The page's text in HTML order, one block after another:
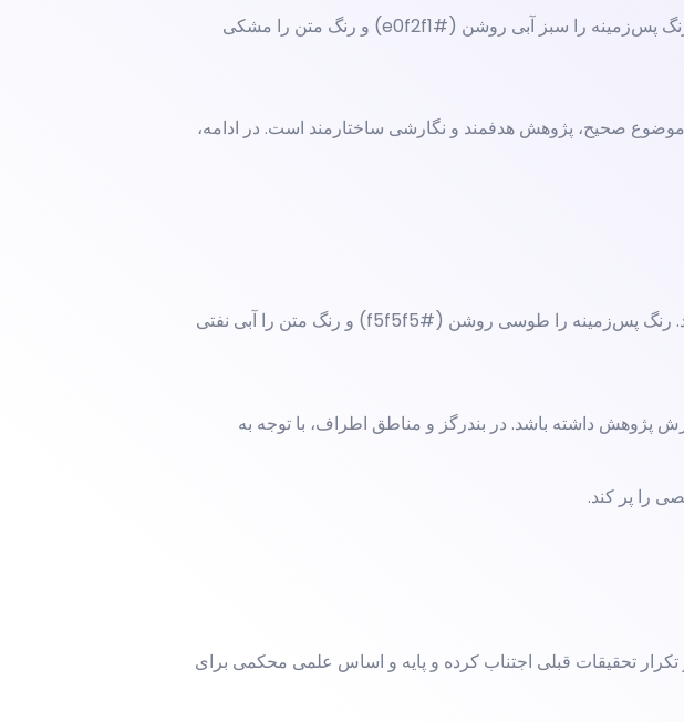
**راهنمای اعمال استایل H2:** فونت را به یک سایز بزرگ (مثلاً 32pt یا معادل آن) و ضخیم (Bold) تنظیم کنید. رنگ پس‌زمینه را سبز آبی روشن (#e0f2f1) و رنگ متن را مشکی
موضوع صحیح، پژوهش هدفمند و نگارشی ساختارمند است. در ادامه،
**راهنمای اعمال استایل H3:** فونت را به یک سایز متوسط (مثلاً 24pt یا معادل آن) و ضخیم (Bold) تنظیم کنید. رنگ پس‌زمینه را طوسی روشن (#f5f5f5) و رنگ متن را آبی نفتی
پژوهش داشته باشد. در بندرگز و مناطق اطراف، با توجه به
را پر کند.
تحقیقات قبلی اجتناب کرده و پایه و اساس علمی محکمی برای